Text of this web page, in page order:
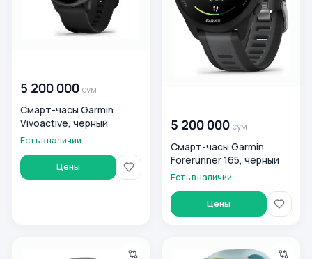
5 200 000 сум
Смарт-часы Garmin
Vivoactive, черный
Есть в наличии
Цены
5 200 000 сум
Смарт-часы Garmin
Forerunner 165, черный
Есть в наличии
Цены
Смарт-часы Garmin